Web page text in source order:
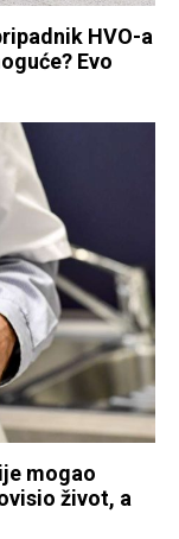
HVO-a
Evo
mogao
život, a